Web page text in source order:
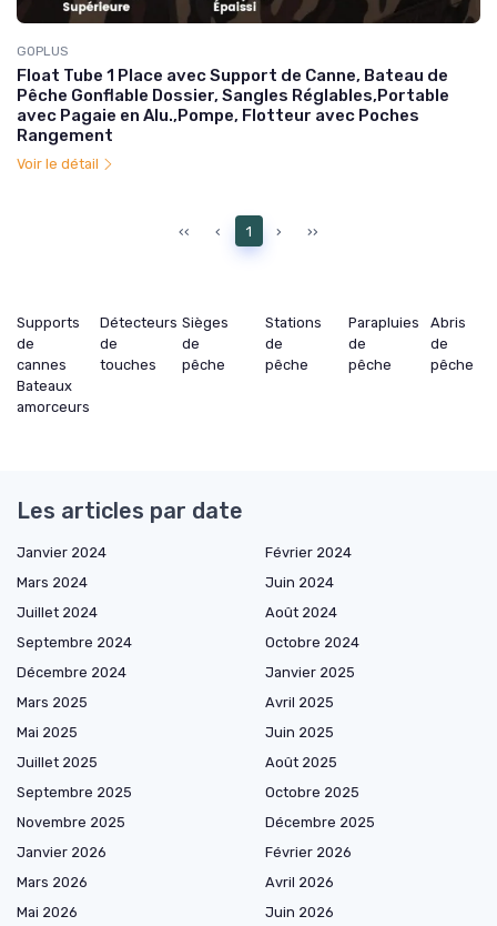
GOPLUS
Float Tube 1 Place avec Support de Canne, Bateau de
Pêche Gonflable Dossier, Sangles Réglables,Portable
avec Pagaie en Alu.,Pompe, Flotteur avec Poches
Rangement
Voir le détail
‹‹ ‹ 1 › ››
Supports
de
cannes
Détecteurs
de
touches
Sièges
de
pêche
Stations
de
pêche
Parapluies
de
pêche
Abris
de
pêche
Bateaux
amorceurs
Les articles par date
Janvier 2024
Février 2024
Mars 2024
Juin 2024
Juillet 2024
Août 2024
Septembre 2024
Octobre 2024
Décembre 2024
Janvier 2025
Mars 2025
Avril 2025
Mai 2025
Juin 2025
Juillet 2025
Août 2025
Septembre 2025
Octobre 2025
Novembre 2025
Décembre 2025
Janvier 2026
Février 2026
Mars 2026
Avril 2026
Mai 2026
Juin 2026